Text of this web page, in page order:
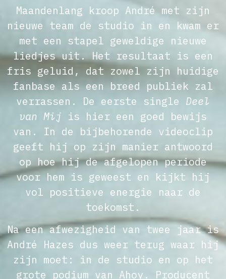
Maandenlang kroop André met zijn
nieuwe team de studio in en kwam er
met een stapel geweldige nieuwe
liedjes uit. Het resultaat is een
fris geluid, dat zowel zijn huidige
fanbase als een breed publiek zal
verrassen. De eerste single Deel
van Mij is hier een goed bewijs
van. In de bijbehorende videoclip
geeft hij op zijn manier antwoord
op hoe hij de afgelopen periode
voor hem is geweest en kijkt hij
vol positieve energie naar de
toekomst.
Na een afwezigheid van twee jaar is
André Hazes dus weer terug waar hij
zijn moet: in de studio en op het
grote podium van Ahoy. Producent